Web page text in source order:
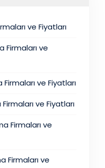
ve Fiyatları
Firmaları ve
Firmaları ve Fiyatları
Firmaları ve Fiyatları
Firmaları ve
Firmaları ve